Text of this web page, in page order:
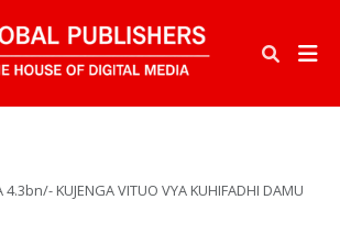
4.3bn/- KUJENGA VITUO VYA KUHIFADHI DAMU